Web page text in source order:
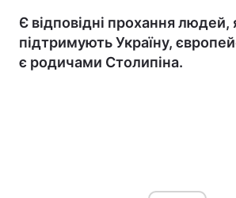
Є відповідні прохання людей,
підтримують Україну,
є родичами Столипіна.